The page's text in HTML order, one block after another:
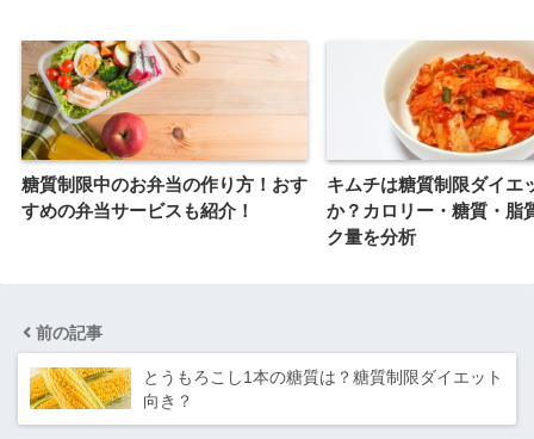
糖質制限中のお弁当の作り方！おす
すめの弁当サービスも紹介！
キムチは糖質制限ダイエ
か？カロリー・糖質・脂
ク量を分析
前の記事
とうもろこし1本の糖質は？糖質制限ダイエット
向き？